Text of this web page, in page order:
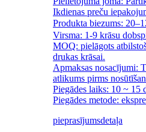
Ikdienas preču
Produkta biezums:
Virsma: 1-9 krāsu
MOQ: pielāgots
drukas krāsai.
Apmaksas nosacījumi:
atlikums pirms
Piegādes laiks: 10 ~ 15
Piegādes metode:
pieprasījumsdetaļa